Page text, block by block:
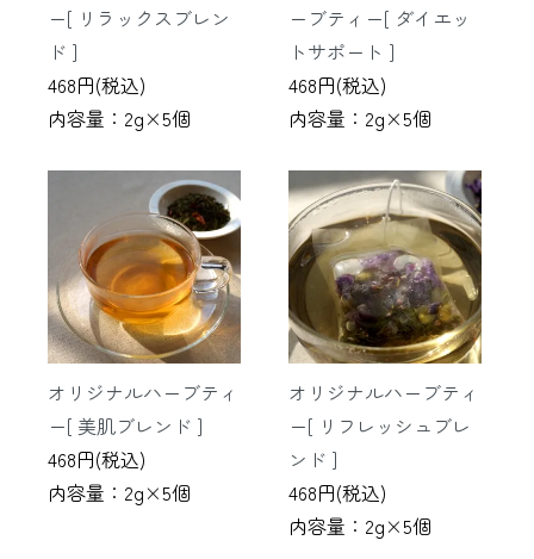
ー[ リラックスブレン
ド ]
468円(税込)
内容量：2g×5個
ーブティー[ ダイエッ
トサポート ]
468円(税込)
内容量：2g×5個
オリジナルハーブティ
ー[ 美肌ブレンド ]
468円(税込)
内容量：2g×5個
オリジナルハーブティ
ー[ リフレッシュブレ
ンド ]
468円(税込)
内容量：2g×5個